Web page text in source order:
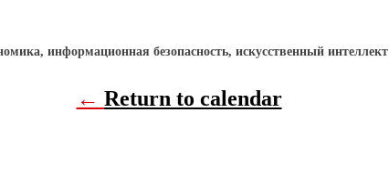
информационная безопасность, искусственный интеллект
← Return to calendar